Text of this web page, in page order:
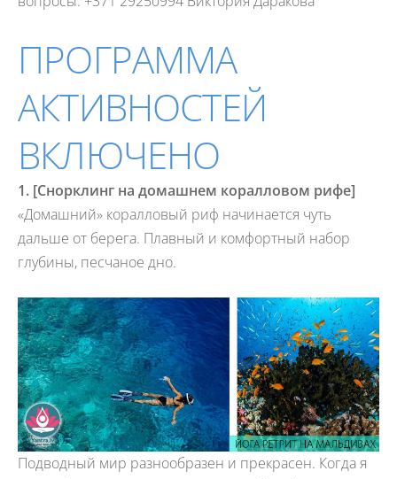
ПРОГРАММА
АКТИВНОСТЕЙ
ВКЛЮЧЕНО
1. [Снорклинг на домашнем коралловом рифе]
«Домашний» коралловый риф начинается чуть
дальше от берега. Плавный и комфортный набор
глубины, песчаное дно.
Подводный мир разнообразен и прекрасен. Когда я